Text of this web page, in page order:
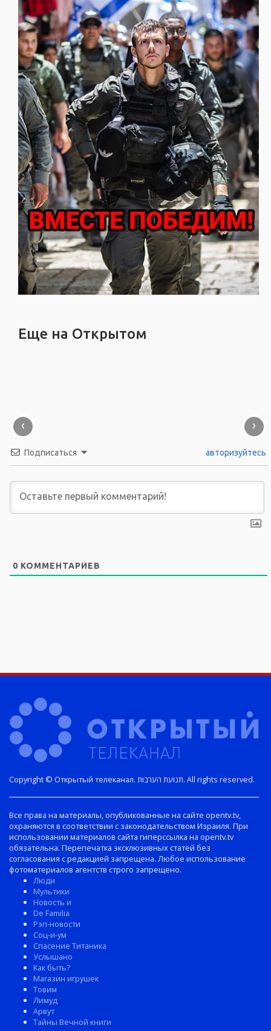
Еще на Открытом
‹ ›
Подписаться авторизуйтесь
0 КОММЕНТАРИЕВ
Copyright © Открытый телеканал. תנועת הערבות. All rights reserved.
Все права на материалы, опубликованные на сайте opentv.tv,
охраняются в соответствии с законодательством Израиля. При
использовании материалов сайта гиперссылка на opentv.tv
обязательна. Перепечатка эксклюзивных статей без
согласования с редакцией запрещена. Любое использование
фотоматериалов агентств строго запрещено.
Люди
Мультики
Новость и
De Familia
Рэп-новости
Соц-и-ум
Спасение Титаника
Услышано
Как быть?
Магазин игрушек
Товим
Лимуд
Арвут
Тайны Вечной книги